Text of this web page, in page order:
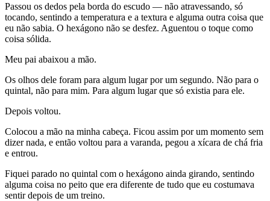
Passou os dedos pela borda do escudo — não atravessando, só
tocando, sentindo a temperatura e a textura e alguma outra coisa que
eu não sabia. O hexágono não se desfez. Aguentou o toque como
coisa sólida.
Meu pai abaixou a mão.
Os olhos dele foram para algum lugar por um segundo. Não para o
quintal, não para mim. Para algum lugar que só existia para ele.
Depois voltou.
Colocou a mão na minha cabeça. Ficou assim por um momento sem
dizer nada, e então voltou para a varanda, pegou a xícara de chá fria
e entrou.
Fiquei parado no quintal com o hexágono ainda girando, sentindo
alguma coisa no peito que era diferente de tudo que eu costumava
sentir depois de um treino.